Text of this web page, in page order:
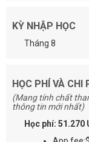
KỲ NHẬP HỌC
Tháng 8
HỌC PHÍ VÀ CHI
(Mang tính chất
thông tin mới nhất)
Học phí: 51.270